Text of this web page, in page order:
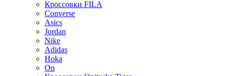
Кроссовки FILA
Converse
Asics
Jordan
Nike
Adidas
Hoka
On